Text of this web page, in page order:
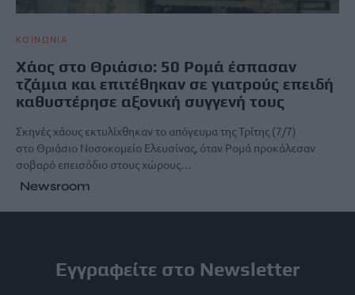
ΚΟΙΝΩΝΙΑ
Χάος στο Θριάσιο: 50 Ρομά έσπασαν
τζάμια και επιτέθηκαν σε γιατρούς επειδή
καθυστέρησε αξονική συγγενή τους
Σκηνές χάους εκτυλίχθηκαν το απόγευμα της Τρίτης (7/7)
στο Θριάσιο Νοσοκομείο Ελευσίνας, όταν Ρομά προκάλεσαν
σοβαρό επεισόδιο στους χώρους…
Newsroom
Εγγραφείτε στο Newsletter